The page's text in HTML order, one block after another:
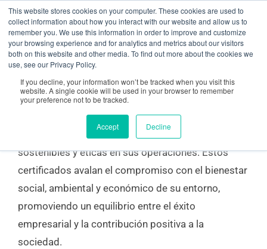
This website stores cookies on your computer. These cookies are used to
collect information about how you interact with our website and allow us to
remember you. We use this information in order to improve and customize
your browsing experience and for analytics and metrics about our visitors
both on this website and other media. To find out more about the cookies we
use, see our Privacy Policy.
If you decline, your information won’t be tracked when you visit this
website. A single cookie will be used in your browser to remember
your preference not to be tracked.
Accept Decline
contenido
contenido
Certificacion responsabilidad social empresarial
La certificación responsabilidad social empresarial
(RSE) es un reconocimiento de prácticas
sostenibles y éticas en sus operaciones. Estos
certificados avalan el compromiso con el bienestar
social, ambiental y económico de su entorno,
promoviendo un equilibrio entre el éxito
empresarial y la contribución positiva a la
sociedad.